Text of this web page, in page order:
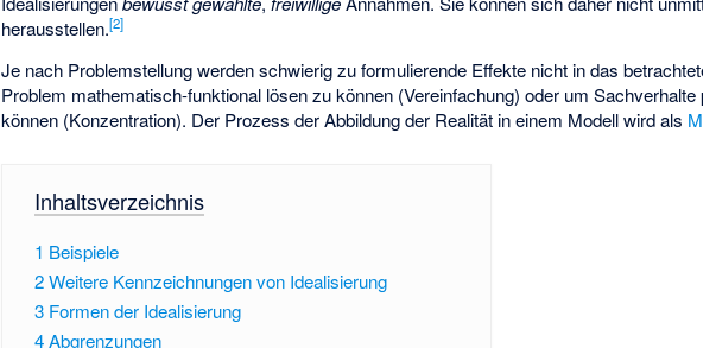
herausstellen.[2]
Je nach Problemstellung werden schwierig zu formulierende Effekte nicht in das
Problem mathematisch-funktional lösen zu können (Vereinfachung) oder um
können (Konzentration). Der Prozess der Abbildung der Realität in einem Modell wird als
Inhaltsverzeichnis
1 Beispiele
2Weitere Kennzeichnungen von Idealisierung
3 Formen der Idealisierung
4Abgrenzungen